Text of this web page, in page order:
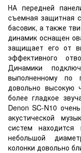
НА передней
съемная защитная
басовик, а также
динамик оснащен
защищает его от
эффективного
Динамики
выполненному по
довольно высокую
более гладкое
Denon SC-N10
акустической
систем находится
небольшой
колонки довольно